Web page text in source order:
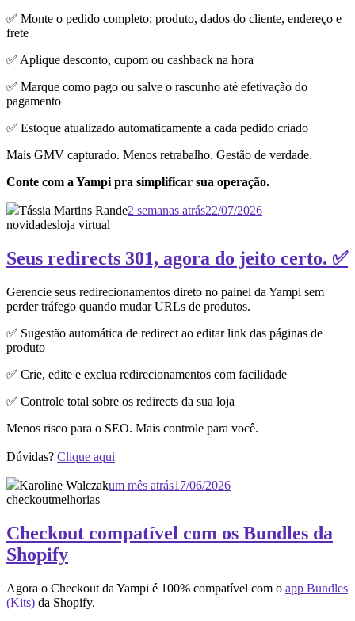
✅ Monte o pedido completo: produto, dados do cliente, endereço e
frete
✅ Aplique desconto, cupom ou cashback na hora
✅ Marque como pago ou salve o rascunho até efetivação do
pagamento
✅ Estoque atualizado automaticamente a cada pedido criado
Mais GMV capturado. Menos retrabalho. Gestão de verdade.
Conte com a Yampi pra simplificar sua operação.
Tássia Martins Rande2 semanas atrás22/07/2026
novidadesloja virtual
Seus redirects 301, agora do jeito certo. ✅
Gerencie seus redirecionamentos direto no painel da Yampi sem
perder tráfego quando mudar URLs de produtos.
✅ Sugestão automática de redirect ao editar link das páginas de
produto
✅ Crie, edite e exclua redirecionamentos com facilidade
✅ Controle total sobre os redirects da sua loja
Menos risco para o SEO. Mais controle para você.
Dúvidas? Clique aqui
Karoline Walczakum mês atrás17/06/2026
checkoutmelhorias
Checkout compatível com os Bundles da
Shopify
Agora o Checkout da Yampi é 100% compatível com o app Bundles
(Kits) da Shopify.